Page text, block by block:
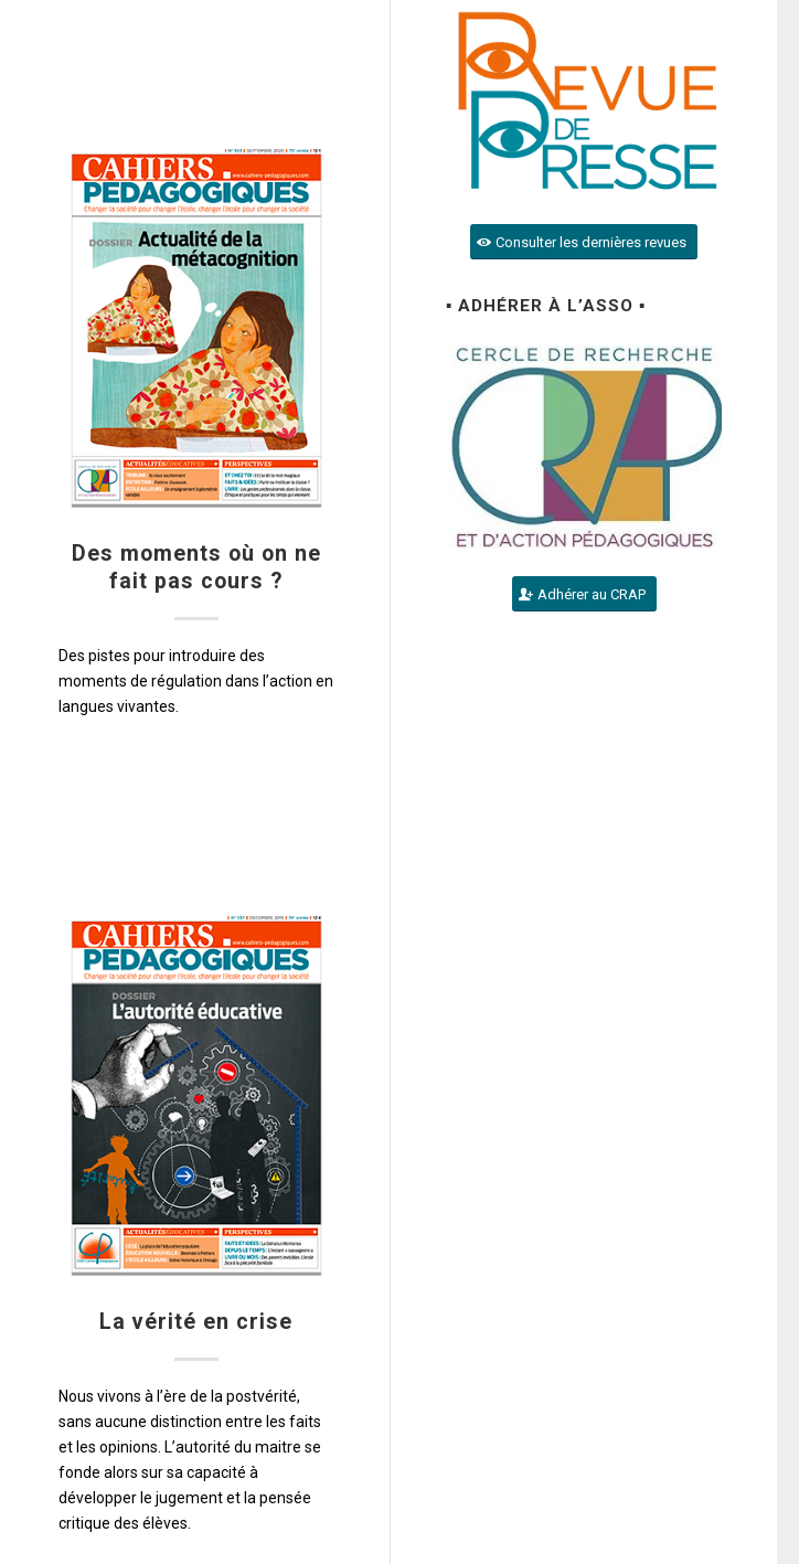
Des moments où on ne
fait pas cours ?
Des pistes pour introduire des
moments de régulation dans l’action en
langues vivantes.
La vérité en crise
Nous vivons à l’ère de la postvérité,
sans aucune distinction entre les faits
et les opinions. L’autorité du maitre se
fonde alors sur sa capacité à
développer le jugement et la pensée
critique des élèves.
Consulter les dernières revues
▪ ADHÉRER À L’ASSO ▪
Adhérer au CRAP